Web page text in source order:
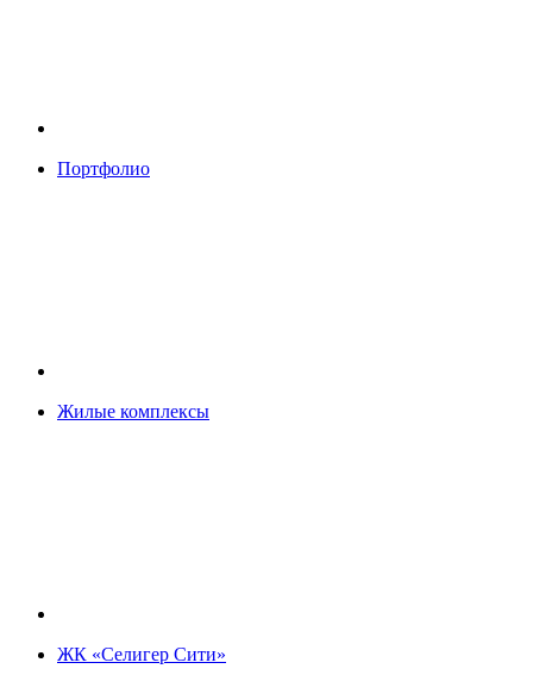
Портфолио
Жилые комплексы
ЖК «Селигер Сити»